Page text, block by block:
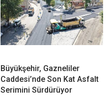
Büyükşehir, Gazneliler
Caddesi’nde Son Kat Asfalt
Serimini Sürdürüyor